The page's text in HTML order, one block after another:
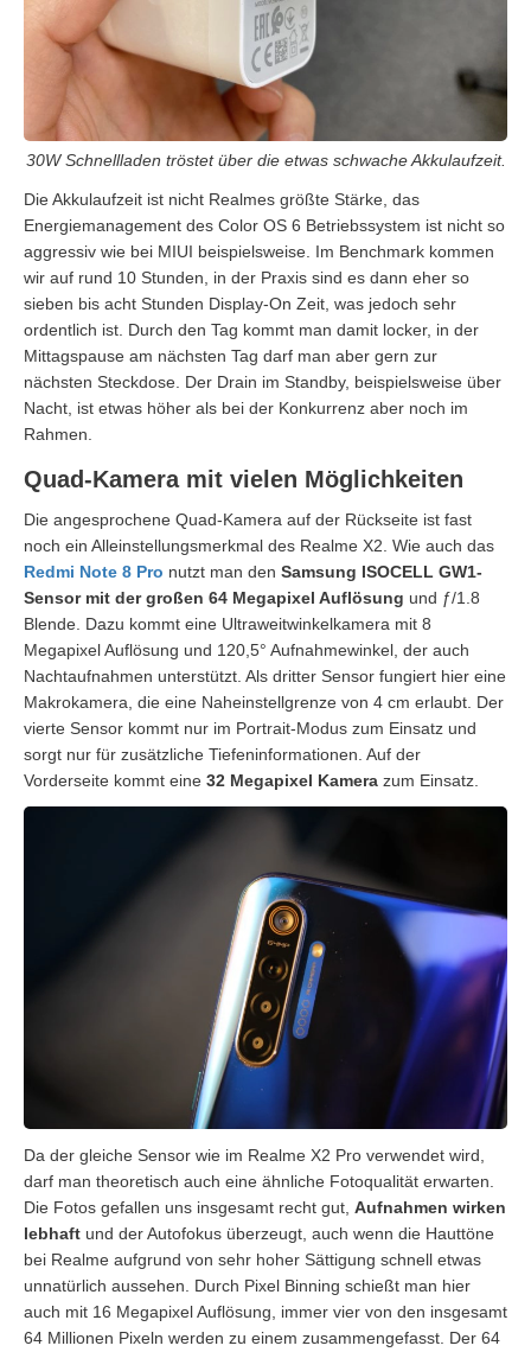
30W Schnellladen tröstet über die etwas schwache Akkulaufzeit.
Die Akkulaufzeit ist nicht Realmes größte Stärke, das
Energiemanagement des Color OS 6 Betriebssystem ist nicht so
aggressiv wie bei MIUI beispielsweise. Im Benchmark kommen
wir auf rund 10 Stunden, in der Praxis sind es dann eher so
sieben bis acht Stunden Display-On Zeit, was jedoch sehr
ordentlich ist. Durch den Tag kommt man damit locker, in der
Mittagspause am nächsten Tag darf man aber gern zur
nächsten Steckdose. Der Drain im Standby, beispielsweise über
Nacht, ist etwas höher als bei der Konkurrenz aber noch im
Rahmen.
Quad-Kamera mit vielen Möglichkeiten
Die angesprochene Quad-Kamera auf der Rückseite ist fast
noch ein Alleinstellungsmerkmal des Realme X2. Wie auch das
Redmi Note 8 Pro nutzt man den Samsung ISOCELL GW1-
Sensor mit der großen 64 Megapixel Auflösung und ƒ/1.8
Blende. Dazu kommt eine Ultraweitwinkelkamera mit 8
Megapixel Auflösung und 120,5° Aufnahmewinkel, der auch
Nachtaufnahmen unterstützt. Als dritter Sensor fungiert hier eine
Makrokamera, die eine Naheinstellgrenze von 4 cm erlaubt. Der
vierte Sensor kommt nur im Portrait-Modus zum Einsatz und
sorgt nur für zusätzliche Tiefeninformationen. Auf der
Vorderseite kommt eine 32 Megapixel Kamera zum Einsatz.
Da der gleiche Sensor wie im Realme X2 Pro verwendet wird,
darf man theoretisch auch eine ähnliche Fotoqualität erwarten.
Die Fotos gefallen uns insgesamt recht gut, Aufnahmen wirken
lebhaft und der Autofokus überzeugt, auch wenn die Hauttöne
bei Realme aufgrund von sehr hoher Sättigung schnell etwas
unnatürlich aussehen. Durch Pixel Binning schießt man hier
auch mit 16 Megapixel Auflösung, immer vier von den insgesamt
64 Millionen Pixeln werden zu einem zusammengefasst. Der 64